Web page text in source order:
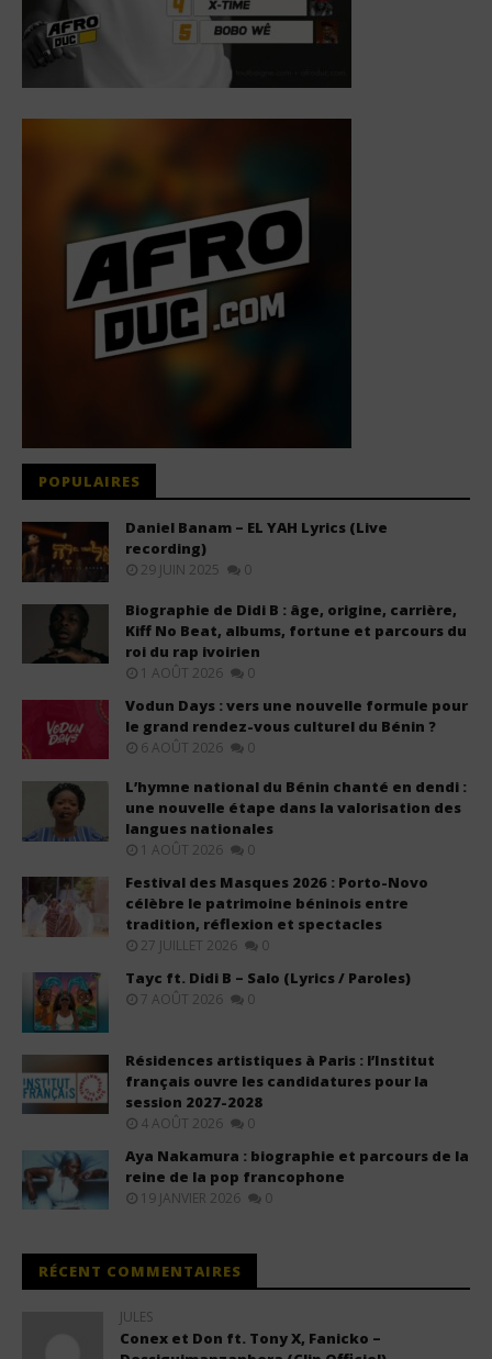
POPULAIRES
Daniel Banam – EL YAH Lyrics (Live
recording)
29 JUIN 2025 0
Biographie de Didi B : âge, origine, carrière,
Kiff No Beat, albums, fortune et parcours du
roi du rap ivoirien
1 AOÛT 2026 0
Vodun Days : vers une nouvelle formule pour
le grand rendez-vous culturel du Bénin ?
6 AOÛT 2026 0
L’hymne national du Bénin chanté en dendi :
une nouvelle étape dans la valorisation des
langues nationales
1 AOÛT 2026 0
Festival des Masques 2026 : Porto-Novo
célèbre le patrimoine béninois entre
tradition, réflexion et spectacles
27 JUILLET 2026 0
Tayc ft. Didi B – Salo (Lyrics / Paroles)
7 AOÛT 2026 0
Résidences artistiques à Paris : l’Institut
français ouvre les candidatures pour la
session 2027-2028
4 AOÛT 2026 0
Aya Nakamura : biographie et parcours de la
reine de la pop francophone
19 JANVIER 2026 0
RÉCENT COMMENTAIRES
JULES
Conex et Don ft. Tony X, Fanicko –